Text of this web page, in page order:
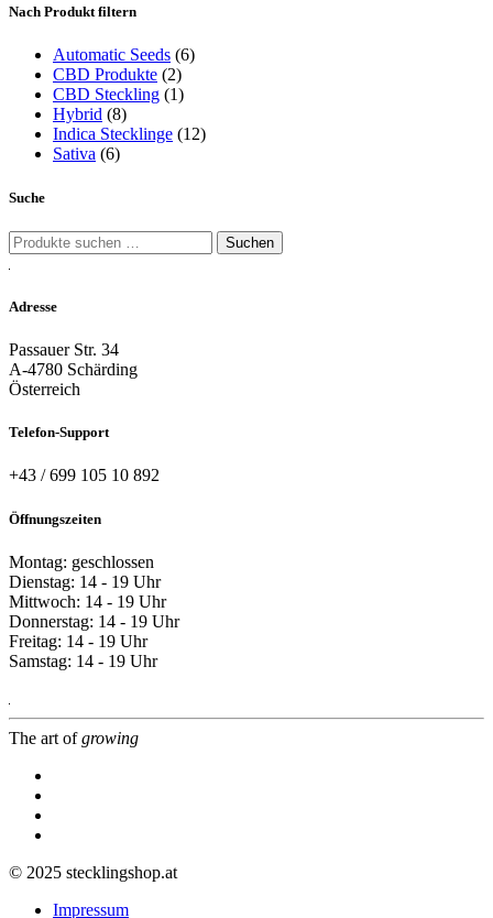
Nach Produkt filtern
Automatic Seeds (6)
CBD Produkte (2)
CBD Steckling (1)
Hybrid (8)
Indica Stecklinge (12)
Sativa (6)
Suche
Suche
nach:
Suchen
Adresse
Passauer Str. 34
A-4780 Schärding
Österreich
Telefon-Support
+43 / 699 105 10 892
Öffnungszeiten
Montag: geschlossen
Dienstag: 14 - 19 Uhr
Mittwoch: 14 - 19 Uhr
Donnerstag: 14 - 19 Uhr
Freitag: 14 - 19 Uhr
Samstag: 14 - 19 Uhr
The art ofgrowing
© 2025 stecklingshop.at
Impressum